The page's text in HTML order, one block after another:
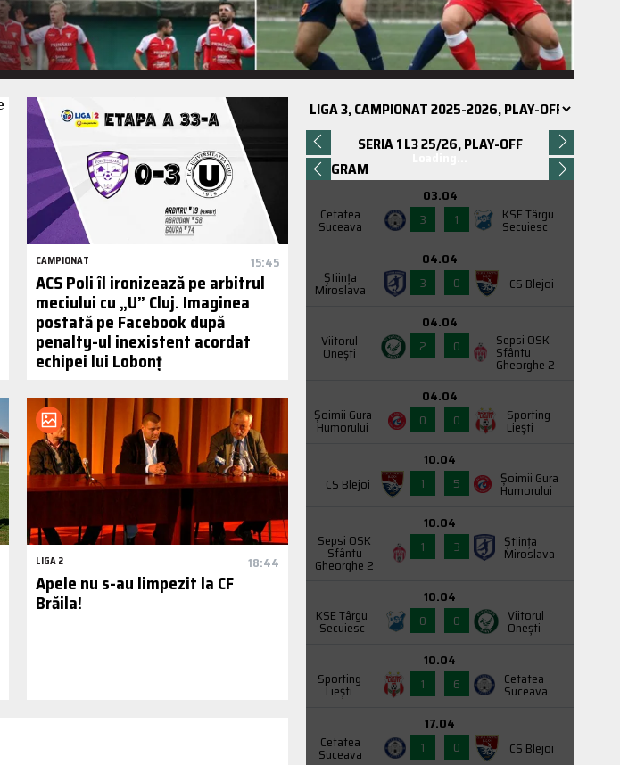
CAMPIONAT 15:45
ACS Poli îl ironizează pe arbitrul
meciului cu „U” Cluj. Imaginea
postată pe Facebook după
penalty-ul inexistent acordat
echipei lui Lobonț
LIGA 2 18:44
Apele nu s-au limpezit la CF
Brăila!
SERIA 1 L3 25/26, PLAY-OFF
PROGRAM
Cetatea
Suceava
03.04
3
1 KSE Târgu
Secuiesc
Știința
Miroslava
04.04
3
0 CS Blejoi
Viitorul
Onești
04.04
2
0 Sepsi OSK
Sfântu
Gheorghe 2
Şoimii Gura
Humorului
04.04
0
0 Sporting
Liești
CS Blejoi
10.04
1
5 Şoimii Gura
Humorului
Sepsi OSK
Sfântu
Gheorghe 2
10.04
1
3 Știința
Miroslava
KSE Târgu
Secuiesc
10.04
0
0 Viitorul
Onești
Sporting
Liești
10.04
1
6 Cetatea
Suceava
Cetatea
Suceava
17.04
1
0 CS Blejoi